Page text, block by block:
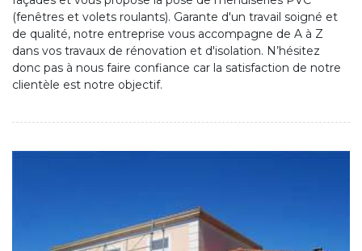
(fenêtres et volets roulants). Garante d'un travail soigné et
de qualité, notre entreprise vous accompagne de A à Z
dans vos travaux de rénovation et d'isolation. N’hésitez
donc pas à nous faire confiance car la satisfaction de notre
clientèle est notre objectif.